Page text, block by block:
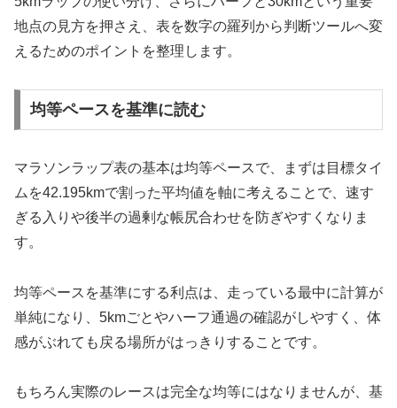
地点の見方を押さえ、表を数字の羅列から判断ツールへ変
えるためのポイントを整理します。
均等ペースを基準に読む
マラソンラップ表の基本は均等ペースで、まずは目標タイ
ムを42.195kmで割った平均値を軸に考えることで、速す
ぎる入りや後半の過剰な帳尻合わせを防ぎやすくなりま
す。
均等ペースを基準にする利点は、走っている最中に計算が
単純になり、5kmごとやハーフ通過の確認がしやすく、体
感がぶれても戻る場所がはっきりすることです。
もちろん実際のレースは完全な均等にはなりませんが、基